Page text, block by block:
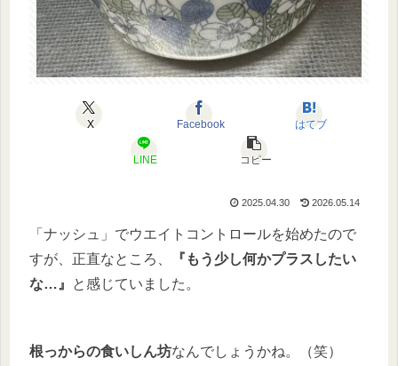
X Facebook はてブ
LINE コピー
2025.04.30 2026.05.14
「ナッシュ」でウエイトコントロールを始めたので
すが、正直なところ、
『もう少し何かプラスしたい
な…』
と感じていました。
根っからの食いしん坊なんでしょうかね。（笑）